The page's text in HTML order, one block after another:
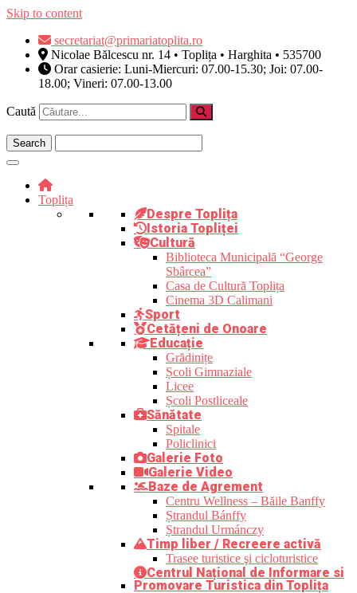
Skip to content
secretariat@primariatoplita.ro
Nicolae Bălcescu nr. 14 • Toplița • Harghita • 535700
Orar casierie: Luni-Miercuri: 07.00-15.30; Joi: 07.00-
18.00; Vineri: 07.00-13.00
Caută
Toplița
Despre Toplița
Istoria Topliței
Cultură
Biblioteca Municipală “George
Sbârcea”
Casa de Cultură Toplița
Cinema 3D Calimani
Sport
Cetățeni de Onoare
Educație
Grădinițe
Școli Gimnaziale
Licee
Școli Postliceale
Sănătate
Spitale
Policlinici
Galerie Foto
Galerie Video
Baze de Agrement
Centru Wellness – Băile Banffy
Ștrandul Bánffy
Ștrandul Urmánczy
Timp liber / Recreere activă
Trasee turistice şi cicloturistice
Centrul Național de Informare si
Promovare Turistica din Toplița